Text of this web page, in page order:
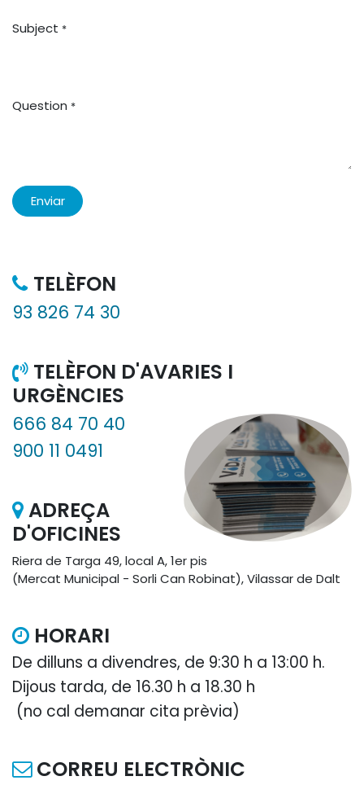
Subject *
Question *
Enviar
TELÈFON
93 826 74 30
TELÈFON D'AVARIES I
URGÈNCIES
666 84 70 40
900 11 0491
ADREÇA
D'OFICINES
Riera de Targa 49, local A, 1er pis
(Mercat Municipal - Sorli Can Robinat), Vilassar de Dalt
HORARI
De dilluns a divendres, de 9:30 h a 13:00 h.
Dijous tarda, de 16.30 h a 18.30 h
(no cal demanar cita prèvia)
CORREU ELECTRÒNIC